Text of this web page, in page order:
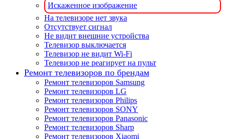
Искаженное изображение
На телевизоре нет звука
Отсутствует сигнал
Не видит внешние устройства
Телевизор выключается
Телевизор не видит Wi-Fi
Телевизор не реагирует на пульт
Ремонт телевизоров по брендам
Ремонт телевизоров Samsung
Ремонт телевизоров LG
Ремонт телевизоров Philips
Ремонт телевизоров SONY
Ремонт телевизоров Panasonic
Ремонт телевизоров Sharp
Ремонт телевизоров Xiaomi